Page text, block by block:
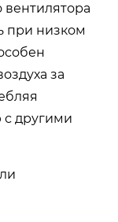
вентилятора
при низком
за
другими